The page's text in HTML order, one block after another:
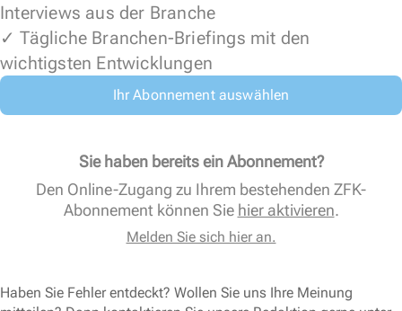
Interviews aus der Branche
✓ Tägliche Branchen-Briefings mit den
wichtigsten Entwicklungen
Ihr Abonnement auswählen
Sie haben bereits ein Abonnement?
Den Online-Zugang zu Ihrem bestehenden ZFK-
Abonnement können Sie hier aktivieren.
Melden Sie sich hier an.
Haben Sie Fehler entdeckt? Wollen Sie uns Ihre Meinung